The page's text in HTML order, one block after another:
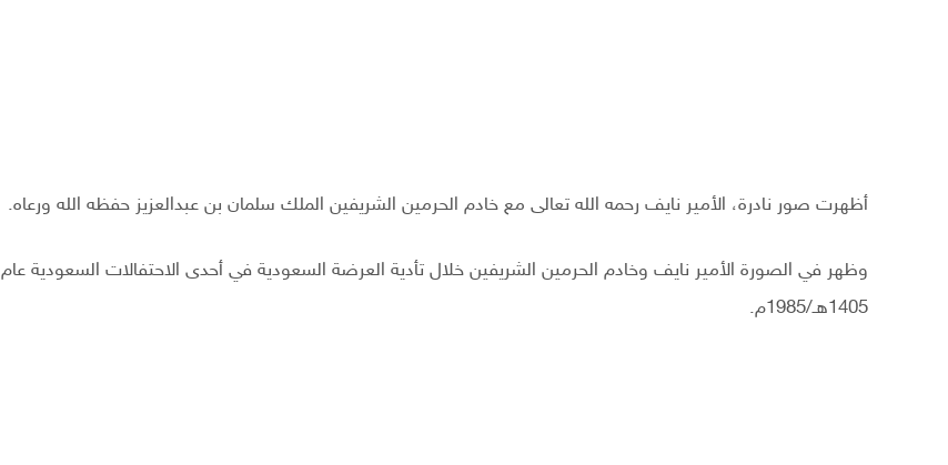
أظهرت صور نادرة، الأمير نايف رحمه الله تعالى مع خادم الحرمين الشريفين الملك سلمان بن عبدالعزيز حفظه الله ورعاه.
وظهر في الصورة الأمير نايف وخادم الحرمين الشريفين خلال تأدية العرضة السعودية في أحدى الاحتفالات السعودية عام
1405هـ/1985م.